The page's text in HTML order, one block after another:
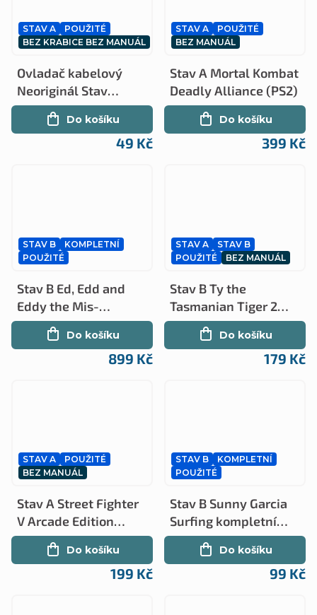
STAV A
POUŽITÉ
BEZ KRABICE BEZ MANUÁL
Ovladač kabelový
Neoriginál Stav
A(PS3)
49 Kč
Do košíku
STAV A
POUŽITÉ
BEZ MANUÁL
Stav A Mortal Kombat
Deadly Alliance (PS2)
399 Kč
Do košíku
STAV B
KOMPLETNÍ
POUŽITÉ
Stav B Ed, Edd and
Eddy the Mis-
edventures
kompletní (PS2)
899 Kč
Do košíku
STAV A
STAV B
POUŽITÉ
BEZ MANUÁL
Stav B Ty the
Tasmanian Tiger 2
(PS2)
179 Kč
Do košíku
STAV A
POUŽITÉ
BEZ MANUÁL
Stav A Street Fighter
V Arcade Edition
(PS4)
199 Kč
Do košíku
STAV B
KOMPLETNÍ
POUŽITÉ
Stav B Sunny Garcia
Surfing kompletní
(PS2)
99 Kč
Do košíku